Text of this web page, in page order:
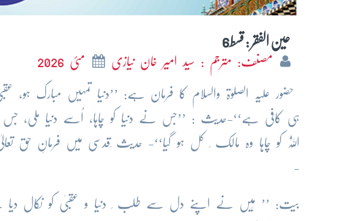
عین الفقر : قسط6
مصنف: مترجم : سید امیر خان نیازی مئی 2026
حضور علیہ الصلوٰۃ والسلام کا فرمان ہے: ’’دنیا تمہیں مبارک
ہی کافی ہے‘‘-حدیث : ’’جس نے دنیا کو چاہا، اُسے دنیا
اَللّٰہُ کو چاہا وہ مالک ِ کل ہو گیا‘‘- حدیث ِقدسی میں فرمانِ حق
-
بیت: ’’ مَیں نے اپنے دل سے طلب ِ دنیا و عقبیٰ کو نکال دیا